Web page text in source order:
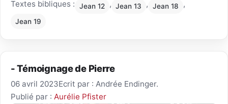
Textes bibliques : Jean 12 , Jean 13 , Jean 18 ,
Jean 19
- Témoignage de Pierre
06 avril 2023Ecrit par : Andrée Endinger.
Publié par : Aurélie Pfister